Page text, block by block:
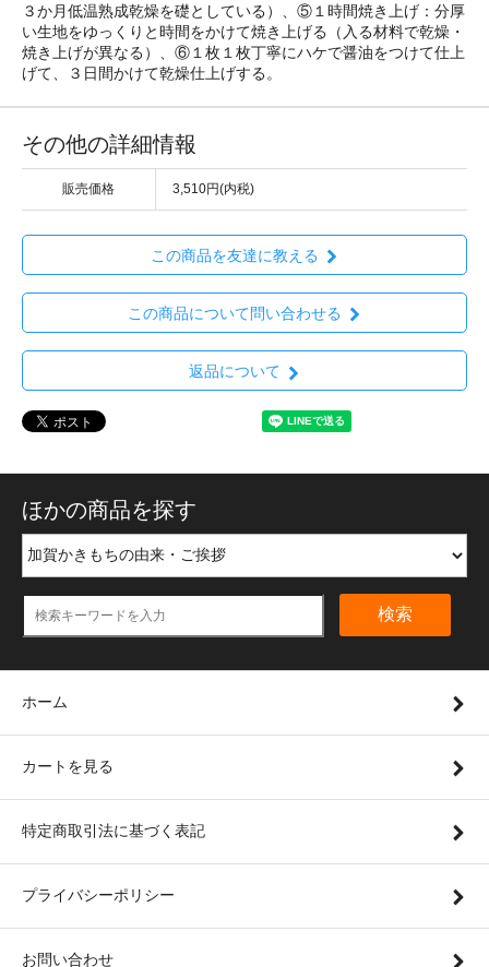
３か月低温熟成乾燥を礎としている）、⑤１時間焼き上げ：分厚
い生地をゆっくりと時間をかけて焼き上げる（入る材料で乾燥・
焼き上げが異なる）、⑥１枚１枚丁寧にハケで醤油をつけて仕上
げて、３日間かけて乾燥仕上げする。
その他の詳細情報
販売価格 3,510円(内税)
この商品を友達に教える
この商品について問い合わせる
返品について
ほかの商品を探す
検索
ホーム
カートを見る
特定商取引法に基づく表記
プライバシーポリシー
お問い合わせ